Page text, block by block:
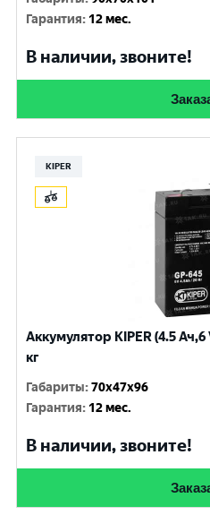
Гарантия: 12 мес.
В наличии, звоните!
KIPER
Аккумулятор KIPER (4.5
кг
Габариты:70x47x96
Гарантия: 12 мес.
В наличии, звоните!